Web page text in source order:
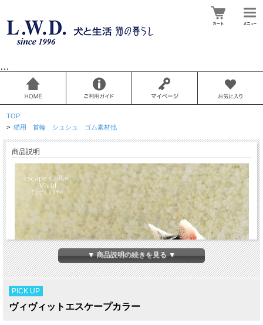
…
TOP
> 猫用 首輪 シュシュ ゴム素材他
商品説明
▼ 商品説明の続きを見る ▼
PICK UP
ヴィヴィットエスケープカラー